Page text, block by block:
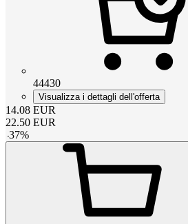
44430
Visualizza i dettagli dell'offerta
14.08 EUR
22.50 EUR
-37%